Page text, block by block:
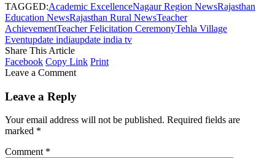
TAGGED:Academic ExcellenceNagaur Region NewsRajasthan
Education NewsRajasthan Rural NewsTeacher
AchievementTeacher Felicitation CeremonyTehla Village
Eventupdate indiaupdate india tv
Share This Article
Facebook Copy Link Print
Leave a Comment
Leave a Reply
Your email address will not be published. Required fields are
marked *
Comment *